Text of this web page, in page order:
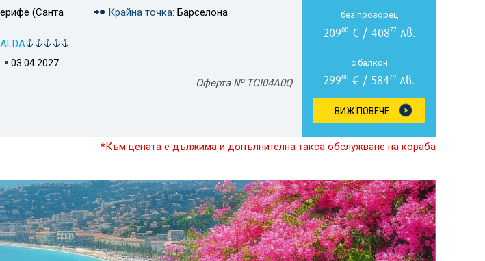
(Санта
Крайна точка: Барселона
03.04.2027
Оферта № TCI04A0Q
без прозорец
20900€ / 40877лв.
с балкон
29900 € / 58479 лв.
ВИЖ ПОВЕЧЕ
*Към цената е дължима и допълнителна такса обслужване на кораба